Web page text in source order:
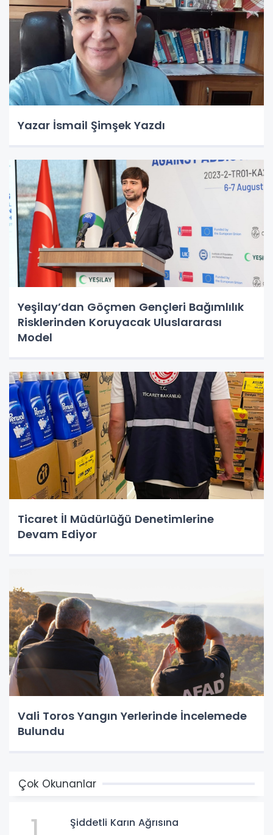
Yazar İsmail Şimşek Yazdı
Yeşilay’dan Göçmen Gençleri Bağımlılık
Risklerinden Koruyacak Uluslararası
Model
Ticaret İl Müdürlüğü Denetimlerine
Devam Ediyor
Vali Toros Yangın Yerlerinde İncelemede
Bulundu
Çok Okunanlar
Şiddetli Karın Ağrısına